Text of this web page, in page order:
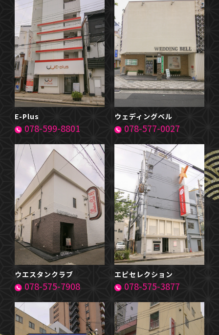
E-Plus
078-599-8801
ウェディングベル
078-577-0027
ウエスタンクラブ
078-575-7908
エピセレクション
078-575-3877